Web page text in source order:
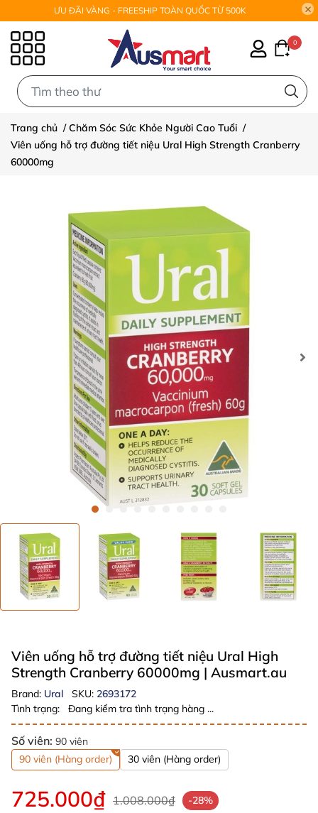
ƯU ĐÃI VÀNG - FREESHIP TOÀN QUỐC TỪ 500K
0
Trang chủ /Chăm Sóc Sức Khỏe Người Cao Tuổi /
Viên uống hỗ trợ đường tiết niệu Ural High Strength Cranberry
60000mg
Viên uống hỗ trợ đường tiết niệu Ural High
Strength Cranberry 60000mg | Ausmart.au
Brand: Ural SKU: 2693172
Tình trạng:
Đang kiểm tra tình trạng hàng ...
Số viên: 90 viên
90 viên (Hàng order)
30 viên (Hàng order)
725.000₫ 1.008.000₫ -28%